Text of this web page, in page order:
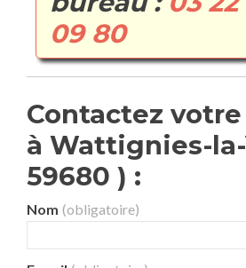
09 80
Contactez
à Wattignies-
59680 ) :
Nom (obligatoire)